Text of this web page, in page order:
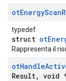
otEnergyScan
typedef
struct
Rappresenta il
otHandle
Result, void